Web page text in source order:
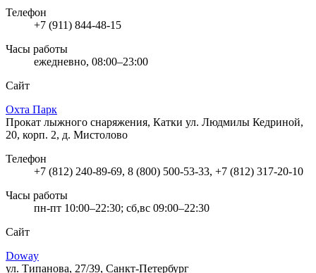
Телефон
+7 (911) 844-48-15
Часы работы
ежедневно, 08:00–23:00
Сайт
Охта Парк
Прокат лыжного снаряжения, Катки ул. Людмилы Кедриной,
20, корп. 2, д. Мистолово
Телефон
+7 (812) 240-89-69, 8 (800) 500-53-33, +7 (812) 317-20-10
Часы работы
пн-пт 10:00–22:30; сб,вс 09:00–22:30
Сайт
Doway
ул. Типанова, 27/39, Санкт-Петербург